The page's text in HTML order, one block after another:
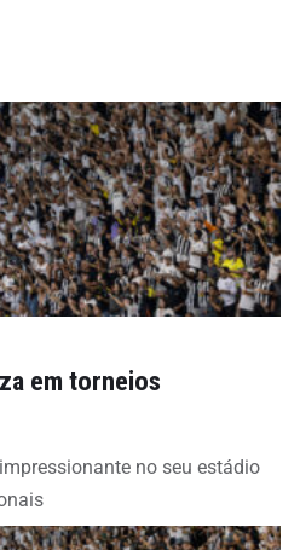
em torneios
no seu estádio